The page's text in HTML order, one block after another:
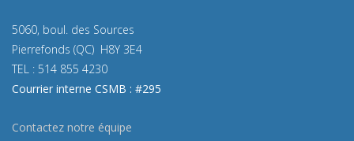
5060, boul. des Sources
Pierrefonds (QC) H8Y 3E4
TEL : 514 855 4230
Courrier interne CSMB : #295
Contactez notre équipe